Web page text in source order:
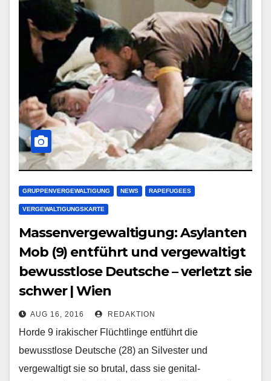
GRUPPENVERGEWALTIGUNG NEWS RAPEFUGEES
VERGEWALTIGUNGSKARTE
Massenvergewaltigung: Asylanten
Mob (9) entführt und vergewaltigt
bewusstlose Deutsche – verletzt sie
schwer | Wien
AUG 16, 2016 REDAKTION
Horde 9 irakischer Flüchtlinge entführt die
bewusstlose Deutsche (28) an Silvester und
vergewaltigt sie so brutal, dass sie genital-